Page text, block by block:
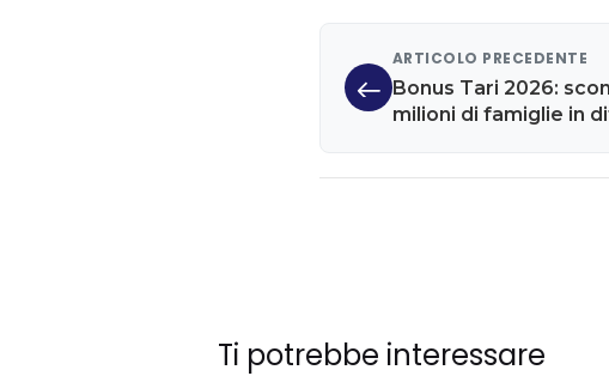
ARTICOLO PRECEDENTE
Bonus Tari 2026:
milioni di famiglie in
Ti potrebbe interessare